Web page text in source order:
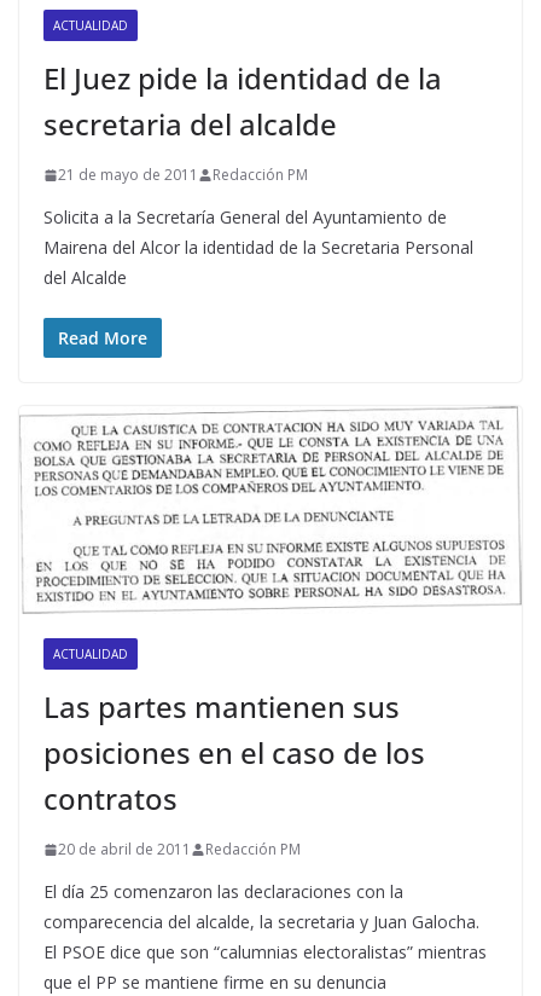
ACTUALIDAD
El Juez pide la identidad de la
secretaria del alcalde
21 de mayo de 2011 Redacción PM
Solicita a la Secretaría General del Ayuntamiento de
Mairena del Alcor la identidad de la Secretaria Personal
del Alcalde
Read More
ACTUALIDAD
Las partes mantienen sus
posiciones en el caso de los
contratos
20 de abril de 2011 Redacción PM
El día 25 comenzaron las declaraciones con la
comparecencia del alcalde, la secretaria y Juan Galocha.
El PSOE dice que son “calumnias electoralistas” mientras
que el PP se mantiene firme en su denuncia